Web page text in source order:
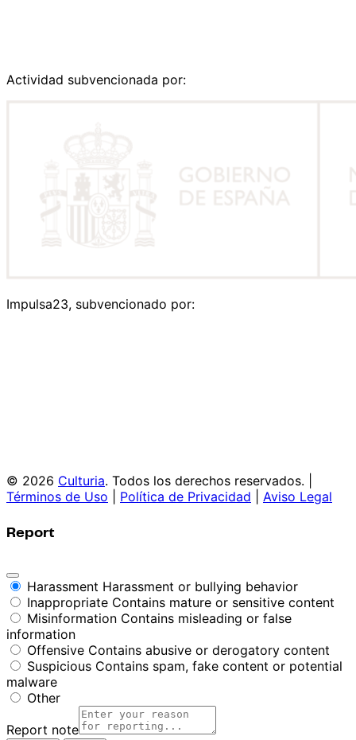
Actividad subvencionada por:
Impulsa23, subvencionado por:
© 2026 Culturia. Todos los derechos reservados. |
Términos de Uso
Política de Privacidad Aviso Legal
Report
Harassment Harassment or bullying behavior
Inappropriate Contains mature or sensitive content
Misinformation Contains misleading or false
information
Offensive Contains abusive or derogatory content
Suspicious Contains spam, fake content or potential
malware
Other
Report note